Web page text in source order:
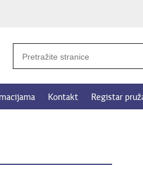
Kontakt Registar